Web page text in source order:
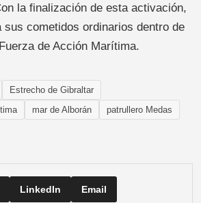
la finalización de esta activación,
sus cometidos ordinarios dentro de
de Acción Marítima.
Estrecho de Gibraltar
mar de Alborán
patrullero Medas
LinkedIn Email